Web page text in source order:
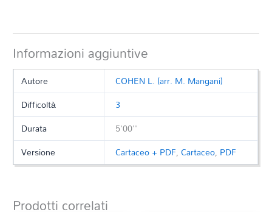
Informazioni aggiuntive
Autore
COHEN L. (arr. M. Mangani)
Difficoltà
3
Durata
5'00''
Versione
Cartaceo + PDF,Cartaceo, PDF
Prodotti correlati